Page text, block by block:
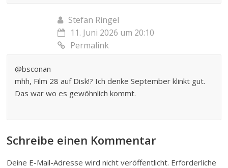
Stefan Ringel
11. Juni 2026 um 20:10
Permalink
@bsconan
mhh, Film 28 auf Disk!? Ich denke September klinkt gut.
Das war wo es gewöhnlich kommt.
Schreibe einen Kommentar
Deine E-Mail-Adresse wird nicht veröffentlicht. Erforderliche